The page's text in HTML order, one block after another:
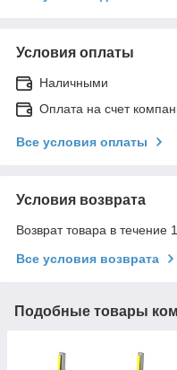
Условия оплаты
Наличными
Оплата на счет
Все условия оплаты
Условия возврата
Возврат товара в течение
Все условия возврата
Подобные товары